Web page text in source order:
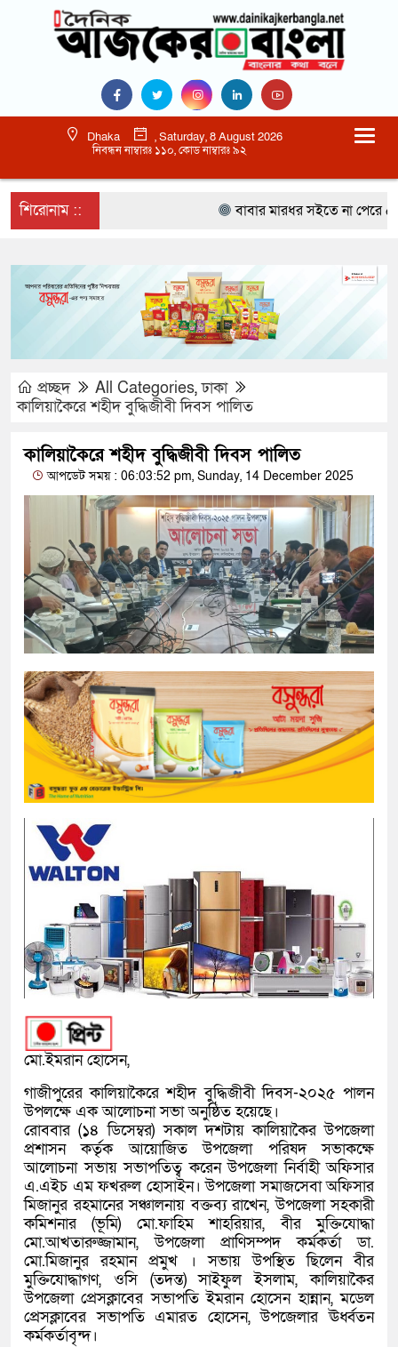
Dhaka
, Saturday, 8 August 2026
নিবন্ধন নাম্বারঃ ১১০, কোড নাম্বারঃ ৯২
শিরোনাম :: বাবার মারধর সইতে না পেরে
প্রচ্ছদ All Categories,ঢাকা
কালিয়াকৈরে শহীদ বুদ্ধিজীবী দিবস পালিত
কালিয়াকৈরে শহীদ বুদ্ধিজীবী দিবস পালিত
আপডেট সময় : 06:03:52 pm, Sunday, 14 December 2025
মো.ইমরান হোসেন,
গাজীপুরের কালিয়াকৈরে শহীদ বুদ্ধিজীবী দিবস-২০২৫ পালন
উপলক্ষে এক আলোচনা সভা অনুষ্ঠিত হয়েছে।
রোববার (১৪ ডিসেম্বর) সকাল দশটায় কালিয়াকৈর উপজেলা
প্রশাসন কর্তৃক আয়োজিত উপজেলা পরিষদ সভাকক্ষে
আলোচনা সভায় সভাপতিত্ব করেন উপজেলা নির্বাহী অফিসার
এ.এইচ এম ফখরুল হোসাইন। উপজেলা সমাজসেবা অফিসার
মিজানুর রহমানের সঞ্চালনায় বক্তব্য রাখেন, উপজেলা সহকারী
কমিশনার (ভূমি) মো.ফাহিম শাহরিয়ার, বীর মুক্তিযোদ্ধা
মো.আখতারুজ্জামান, উপজেলা প্রাণিসম্পদ কর্মকর্তা ডা.
মো.মিজানুর রহমান প্রমুখ । সভায় উপস্থিত ছিলেন বীর
মুক্তিযোদ্ধাগণ, ওসি (তদন্ত) সাইফুল ইসলাম, কালিয়াকৈর
উপজেলা প্রেসক্লাবের সভাপতি ইমরান হোসেন হান্নান, মডেল
প্রেসক্লাবের সভাপতি এমারত হোসেন, উপজেলার ঊর্ধ্বতন
কর্মকর্তাবৃন্দ।